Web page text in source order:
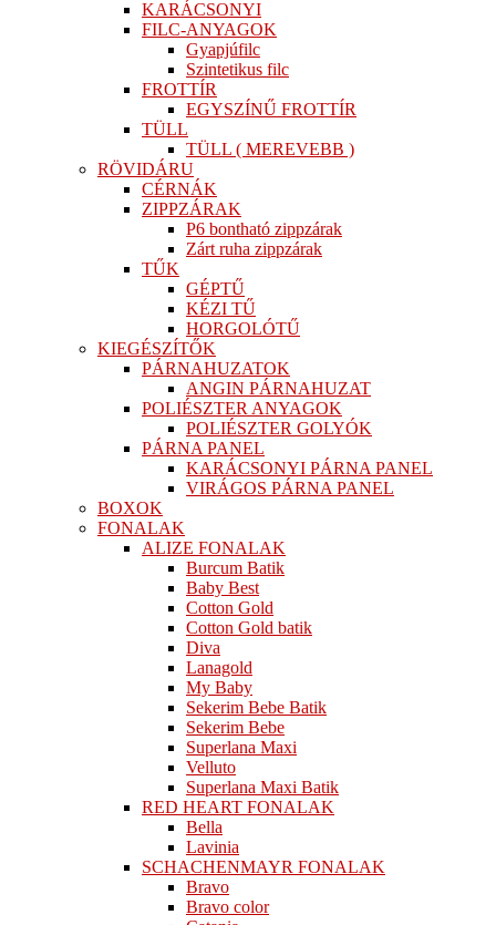
KARÁCSONYI
FILC-ANYAGOK
Gyapjúfilc
Szintetikus filc
FROTTÍR
EGYSZÍNŰ FROTTÍR
TÜLL
TÜLL ( MEREVEBB )
RÖVIDÁRU
CÉRNÁK
ZIPPZÁRAK
P6 bontható zippzárak
Zárt ruha zippzárak
TŰK
GÉPTŰ
KÉZI TŰ
HORGOLÓTŰ
KIEGÉSZÍTŐK
PÁRNAHUZATOK
ANGIN PÁRNAHUZAT
POLIÉSZTER ANYAGOK
POLIÉSZTER GOLYÓK
PÁRNA PANEL
KARÁCSONYI PÁRNA PANEL
VIRÁGOS PÁRNA PANEL
BOXOK
FONALAK
ALIZE FONALAK
Burcum Batik
Baby Best
Cotton Gold
Cotton Gold batik
Diva
Lanagold
My Baby
Sekerim Bebe Batik
Sekerim Bebe
Superlana Maxi
Velluto
Superlana Maxi Batik
RED HEART FONALAK
Bella
Lavinia
SCHACHENMAYR FONALAK
Bravo
Bravo color